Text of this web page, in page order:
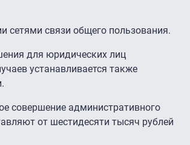
сетями связи общего пользования.
для юридических лиц
устанавливается также
совершение административного
от шестидесяти тысяч рублей